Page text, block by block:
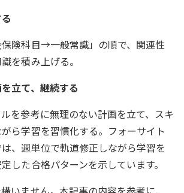
保険科目→一般常識」の順で、関連性
を積み上げる。
立て、継続する
を参考に無理のない計画を立て、スキ
ら学習を習慣化する。フォーサイト
、週単位で軌道修正しながら学習を
した合格パターンを示しています。